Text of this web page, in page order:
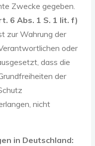
Zwecke gegeben.
6 Abs. 1 S. 1 lit. f)
zur Wahrung der
oder
dass die
der
nicht
in Deutschland: